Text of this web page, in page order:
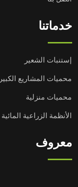
خدماتنا
إستنبات الشعير
محميات المشاريع
محميات منزلية
الأنظمة الزراعية المائية
معروف